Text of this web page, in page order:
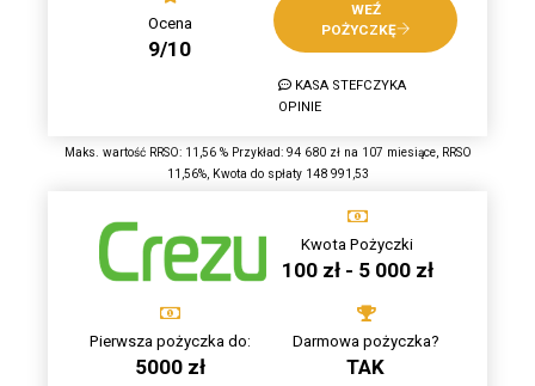
Ocena
9/10
WEŹ
POŻYCZKĘ
KASA STEFCZYKA
OPINIE
Maks. wartość RRSO: 11,56 % Przykład: 94 680 zł na 107 miesiące, RRSO
11,56%, Kwota do spłaty 148 991,53
Kwota Pożyczki
100 zł - 5 000 zł
Pierwsza pożyczka do:
5000 zł
Darmowa pożyczka?
TAK